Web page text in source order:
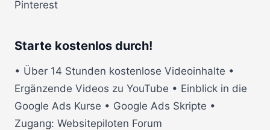
Pinterest
Starte kostenlos durch!
• Über 14 Stunden kostenlose Videoinhalte •
Ergänzende Videos zu YouTube • Einblick in die
Google Ads Kurse • Google Ads Skripte •
Zugang: Websitepiloten Forum